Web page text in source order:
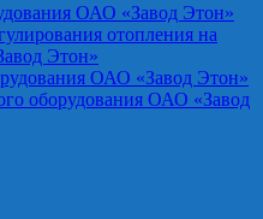
ОАО «Завод Этон»
отопления на
Этон»
ОАО «Завод Этон»
оборудования ОАО «Завод